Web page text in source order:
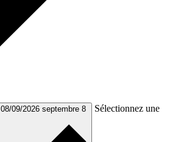
08/09/2026 septembre 8 Sélectionnez une